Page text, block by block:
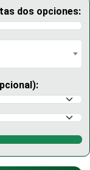
dos opciones: